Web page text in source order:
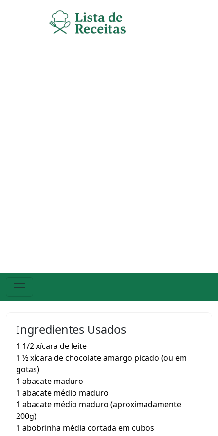
Ingredientes Usados
1 1/2 xícara de leite
1 ½ xícara de chocolate amargo picado (ou em
gotas)
1 abacate maduro
1 abacate médio maduro
1 abacate médio maduro (aproximadamente
200g)
1 abobrinha média cortada em cubos